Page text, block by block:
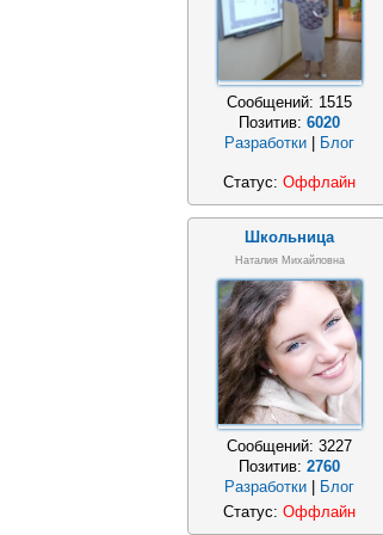
Сообщений: 1515
Позитив: 6020
Разработки
Блог
Статус: Оффлайн
Школьница
Наталия Михайловна
Сообщений: 3227
Позитив: 2760
Разработки
Блог
Статус: Оффлайн